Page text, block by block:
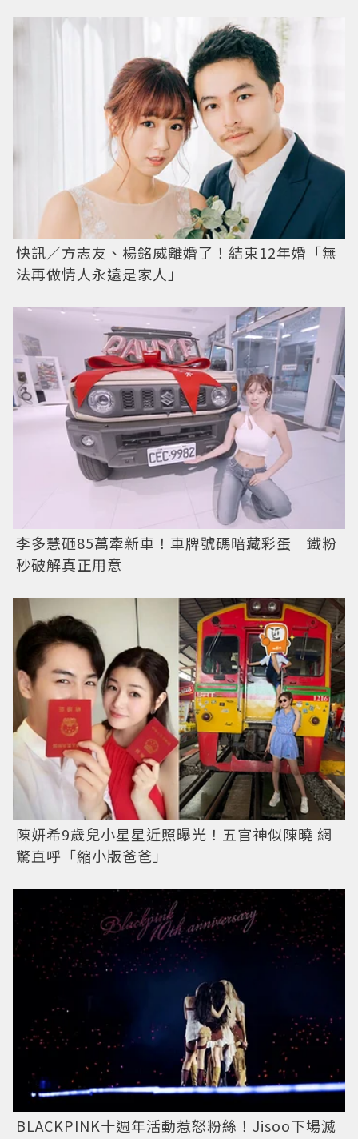
快訊／方志友、楊銘威離婚了！結束12年婚「無
法再做情人永遠是家人」
李多慧砸85萬牽新車！車牌號碼暗藏彩蛋 鐵粉
秒破解真正用意
陳妍希9歲兒小星星近照曝光！五官神似陳曉 網
驚直呼「縮小版爸爸」
BLACKPINK十週年活動惹怒粉絲！Jisoo下場滅